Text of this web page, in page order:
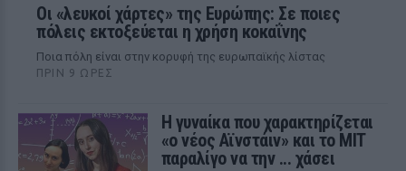
Οι «λευκοί χάρτες» της Ευρώπης: Σε ποιες
πόλεις εκτοξεύεται η χρήση κοκαΐνης
Ποια πόλη είναι στην κορυφή της ευρωπαϊκής λίστας
ΠΡΙΝ 9 ΏΡΕΣ
Η γυναίκα που χαρακτηρίζεται
«ο νέος Αϊνστάιν» και το MIT
παραλίγο να την ... χάσει